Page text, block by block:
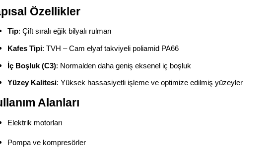
Özellikler
Tip: Çift sıralı eğik bilyalı rulman
Kafes Tipi: TVH – Cam elyaf takviyeli poliamid PA66
İç Boşluk (C3): Normalden daha geniş eksenel iç boşluk
Yüzey Kalitesi: Yüksek hassasiyetli işleme ve optimize edilmiş yüzeyler
Alanları
Elektrik motorları
Pompa ve kompresörler